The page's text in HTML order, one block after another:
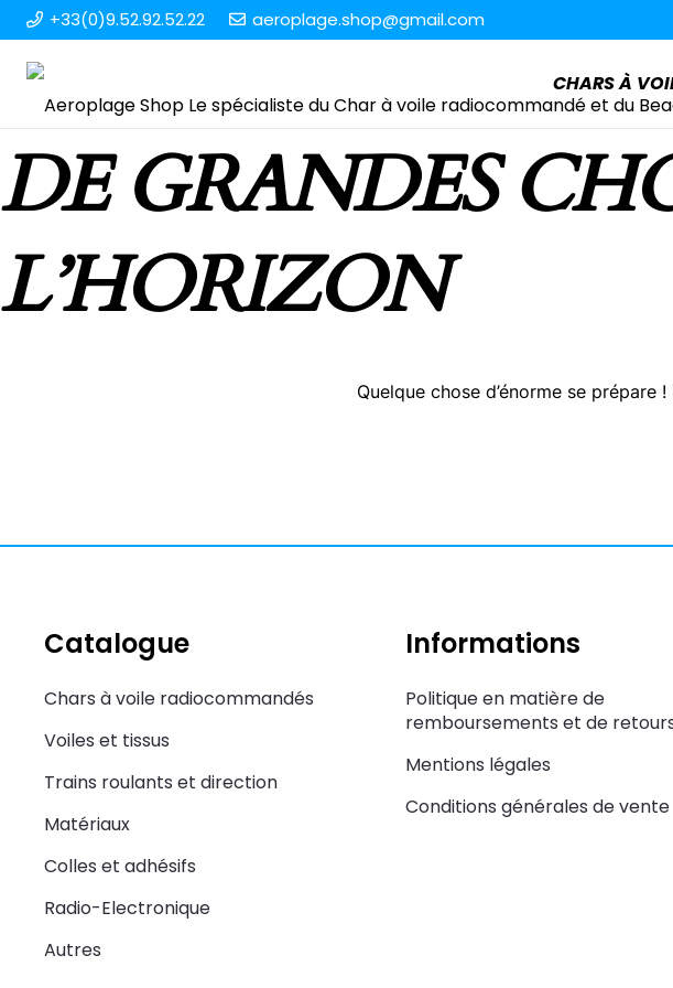
+33(0)9.52.92.52.22 aeroplage.shop@gmail.com
CHARS À
DE GRANDES
L’HORIZON
Quelque chose d’énorme se
Catalogue
Chars à voile radiocommandés
Voiles et tissus
Trains roulants et direction
Matériaux
Colles et adhésifs
Radio-Electronique
Autres
Informations
Politique en matière de
remboursements et de
Mentions légales
Conditions générales de vente